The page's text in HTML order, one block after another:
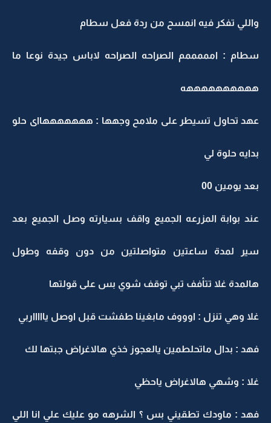
واللي تفكر فيه انمسح من ردة فعل سطام
سطام : امممممم الصراحه الصراحه لاباس جيدة نوعا ما
ههههههههههه
عهد تحاول تسيطر على ملامح وجهها : هههههههااى حلو
بدايه حلوة لي
بعد يومين 00
عند بوابة المزرعه الجميع واقف بسيارته وصل الجميع بعد
سير لمدة ساعتين متواصلتين من دون وقفه وطول
هالمدة غلا تتأفف تبي توقف شوي بس على قولتها
غلا وهي تنزل : اوووف مابغينا طفشت قبل اوصل ياااااربي
فهد : بدال ماتحلطمين يالعجوز خذي هالاغراض جبتها لك
غلا : وشهي هالاغراض ياحظي
فهد : ماودك تطقيني بس ؟ الشرهه مو عليك علي انا اللي